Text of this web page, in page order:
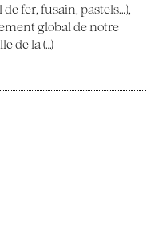
fer, fusain, pastels...),
global de notre
de la (…)